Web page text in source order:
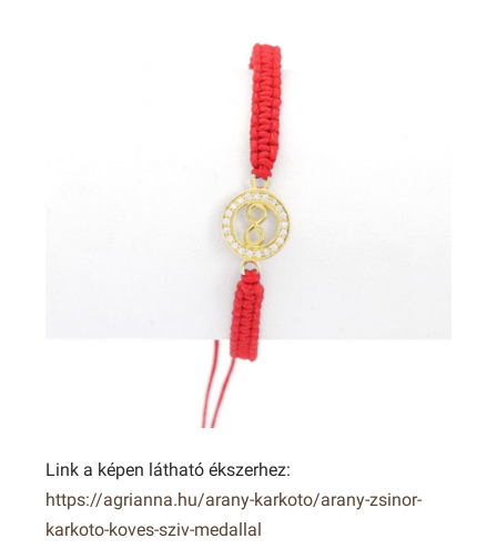
Link a képen látható ékszerhez:
https://agrianna.hu/arany-karkoto/arany-zsinor-
karkoto-koves-sziv-medallal